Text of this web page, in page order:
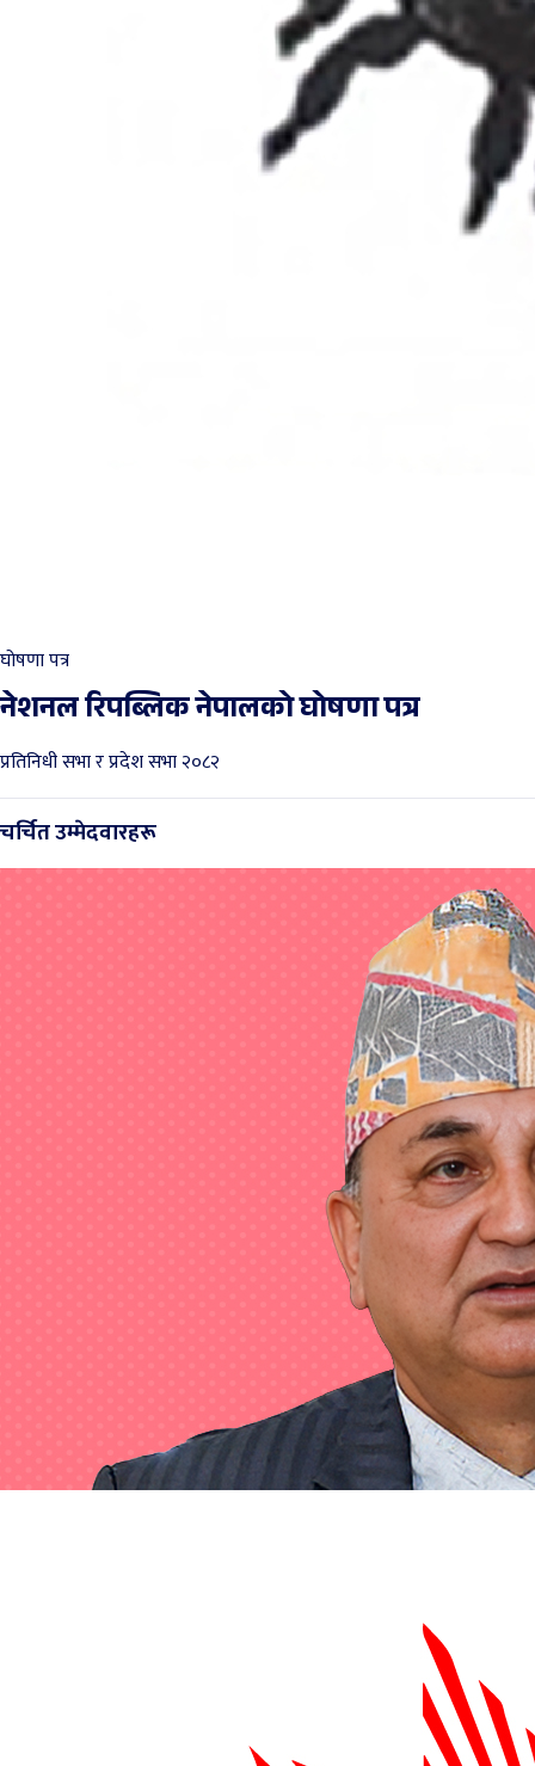
घोषणा पत्र
नेशनल रिपब्लिक नेपालको घोषणा पत्र
प्रतिनिधी सभा र प्रदेश सभा २०८२
चर्चित उम्मेदवारहरू